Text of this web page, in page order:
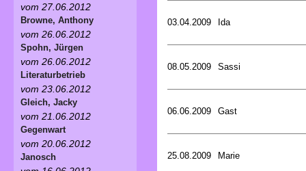
03.04.2009 Ida
08.05.2009 Sassi
06.06.2009 Gast
25.08.2009 Marie
vom 27.06.2012
Browne, Anthony
vom 26.06.2012
Spohn, Jürgen
vom 26.06.2012
Literaturbetrieb
vom 23.06.2012
Gleich, Jacky
vom 21.06.2012
Gegenwart
vom 20.06.2012
Janosch